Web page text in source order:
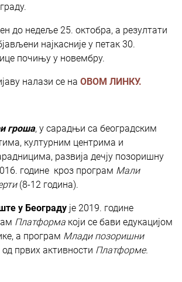
до недеље 25. октобра, а резултати
најкасније у петак 30.
почињу у новембру.
налази се на ОВОМ ЛИНКУ.
гроша, у сарадњи са београдским
културним центрима и
развија дечју позоришну
године кроз програм Мали
(8-12 година).
у Београду је 2019. године
Платформа који се бави едукацијом
а програм Млади позоришни
од првих активности Платформе.